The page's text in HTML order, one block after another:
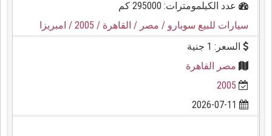
عدد الكيلمومترات: 295000 كم
سيارات للبيع سوبارو / مصر / القاهرة / 2005
/ امبريزا
السعر: 1 جنية
مصر القاهرة
2005